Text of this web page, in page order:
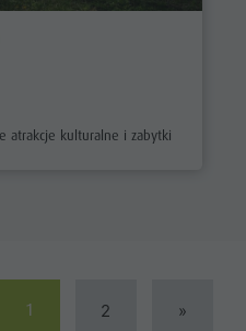
atrakcje kulturalne i zabytki
1 2 »